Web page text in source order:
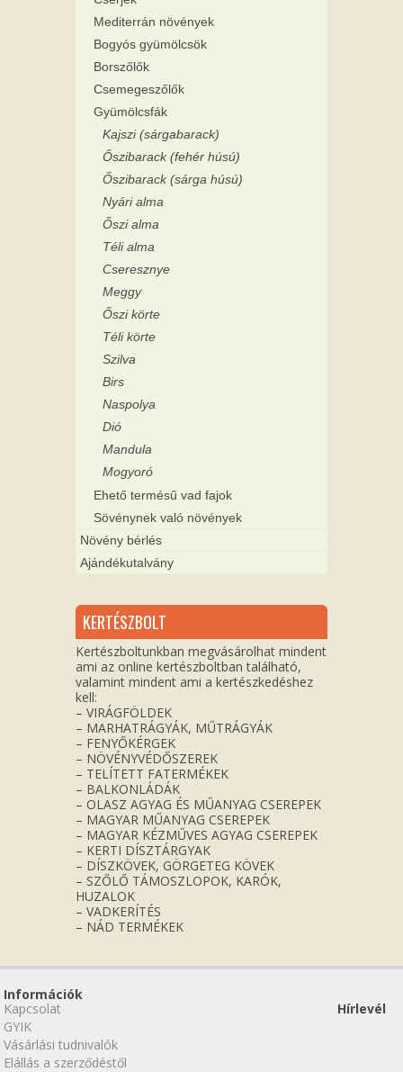
Mediterrán növények
Bogyós gyümölcsök
Borszőlők
Csemegeszőlők
Gyümölcsfák
Kajszi (sárgabarack)
Őszibarack (fehér húsú)
Őszibarack (sárga húsú)
Nyári alma
Őszi alma
Téli alma
Cseresznye
Meggy
Őszi körte
Téli körte
Szilva
Birs
Naspolya
Dió
Mandula
Mogyoró
Ehető termésű vad fajok
Sövénynek való növények
Növény bérlés
Ajándékutalvány
KERTÉSZBOLT
Kertészboltunkban megvásárolhat mindent
ami az online kertészboltban található,
valamint mindent ami a kertészkedéshez
kell:
– VIRÁGFÖLDEK
– MARHATRÁGYÁK, MŰTRÁGYÁK
– FENYŐKÉRGEK
– NÖVÉNYVÉDŐSZEREK
– TELÍTETT FATERMÉKEK
– BALKONLÁDÁK
– OLASZ AGYAG ÉS MŰANYAG CSEREPEK
– MAGYAR MŰANYAG CSEREPEK
– MAGYAR KÉZMŰVES AGYAG CSEREPEK
– KERTI DÍSZTÁRGYAK
– DÍSZKÖVEK, GÖRGETEG KÖVEK
– SZŐLŐ TÁMOSZLOPOK, KARÓK,
HUZALOK
– VADKERÍTÉS
– NÁD TERMÉKEK
Információk
Kapcsolat
GYIK
Vásárlási tudnivalók
Elállás a szerződéstől
Hírlevél